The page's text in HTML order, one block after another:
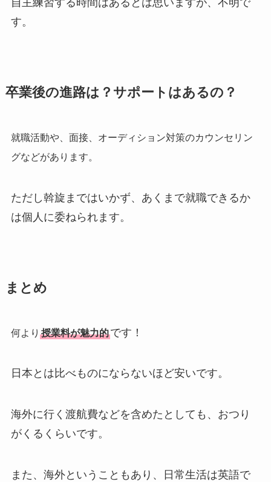
す。
卒業後の進路は？サポートはあるの？
就職活動や、面接、オーディション対策のカウンセリン
グなどがあります。
ただし斡旋まではいかず、あくまで就職できるか
は個人に委ねられます。
まとめ
何より 授業料が魅力的です！
日本とは比べものにならないほど安いです。
海外に行く渡航費などを含めたとしても、おつり
がくるくらいです。
また、海外ということもあり、日常生活は英語で